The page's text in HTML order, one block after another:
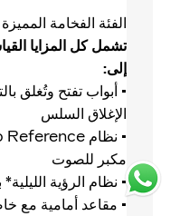
الفئة الفخامة المميزة
تشمل كل المزايا
إلى:
• أبواب تفتح وتُغلق
الإغلاق السلس
مكبر للصوت
• نظام الرؤية
• مقاعد أمامية مع